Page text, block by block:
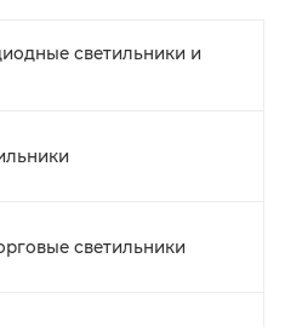
светильники и
светильники